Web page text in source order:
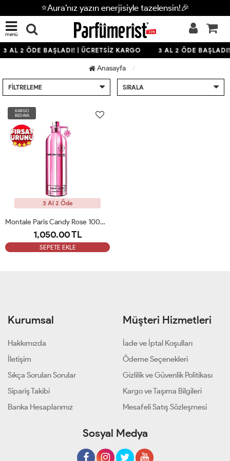
⭐Aura’nız yazın enerjisiyle tazelensin!🎉
menü
3 AL 2 ÖDE BAŞLADI! | ÜCRETSİZ KARGO 3 AL 2 ÖDE
Anasayfa
FILTRELEME SIRALA
KARGO
BEDAVA
3 Al 2 Öde
Montale Paris Candy Rose 100ml Bayan Tester Parfümü
1,050.00 TL
SEPETE EKLE
Kurumsal
Hakkımızda
İletişim
Sıkça Sorulan Sorular
Sipariş Takibi
Banka Hesaplarımız
Müşteri Hizmetleri
İade ve İptal Koşulları
Ödeme Seçenekleri
Gizlilik ve Güvenlik Politikası
Kargo ve Taşıma Bilgileri
Mesafeli Satış Sözleşmesi
Sosyal Medya